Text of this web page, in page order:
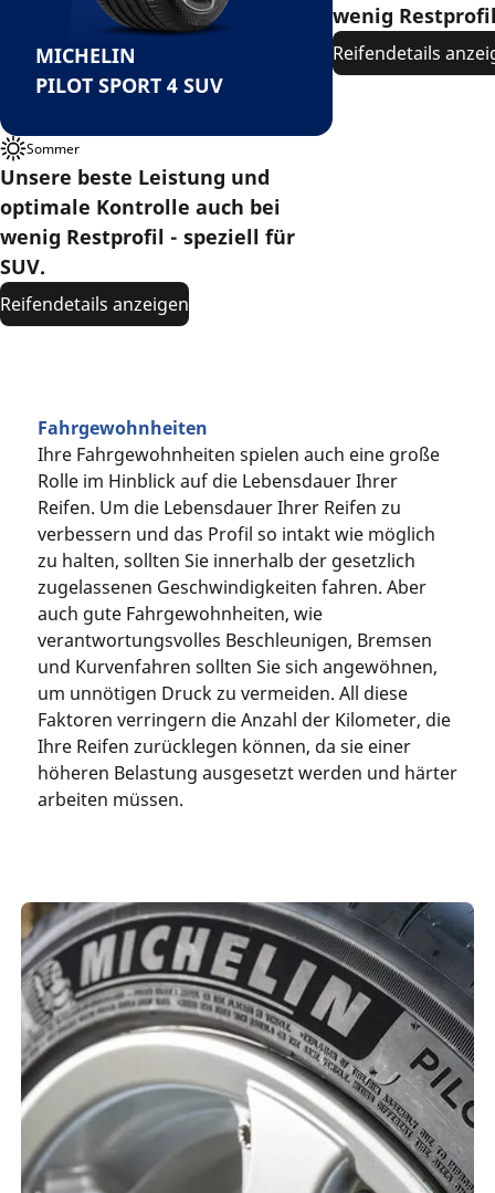
MICHELIN
PILOT SPORT 4 SUV
Sommer
Unsere beste Leistung und
optimale Kontrolle auch bei
wenig Restprofil - speziell für
SUV.
Reifendetails anzeigen
wenig
Reifendetails
Fahrgewohnheiten
Ihre Fahrgewohnheiten spielen auch eine große
Rolle im Hinblick auf die Lebensdauer Ihrer
Reifen. Um die Lebensdauer Ihrer Reifen zu
verbessern und das Profil so intakt wie möglich
zu halten, sollten Sie innerhalb der gesetzlich
zugelassenen Geschwindigkeiten fahren. Aber
auch gute Fahrgewohnheiten, wie
verantwortungsvolles Beschleunigen, Bremsen
und Kurvenfahren sollten Sie sich angewöhnen,
um unnötigen Druck zu vermeiden. All diese
Faktoren verringern die Anzahl der Kilometer, die
Ihre Reifen zurücklegen können, da sie einer
höheren Belastung ausgesetzt werden und härter
arbeiten müssen.